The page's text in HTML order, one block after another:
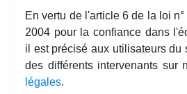
En vertu de l'article 6 de la loi
2004 pour la confiance dans
il est précisé aux utilisateurs du
des différents intervenants sur
légales.